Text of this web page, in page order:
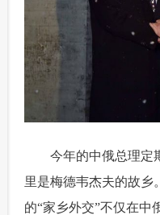
今年的中俄总理定
里是梅德韦杰夫的故乡
的“家乡外交”不仅在中